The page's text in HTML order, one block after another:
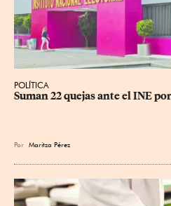
POLÍTICA
Suman 22 quejas ante el INE
Por Maritza Pérez